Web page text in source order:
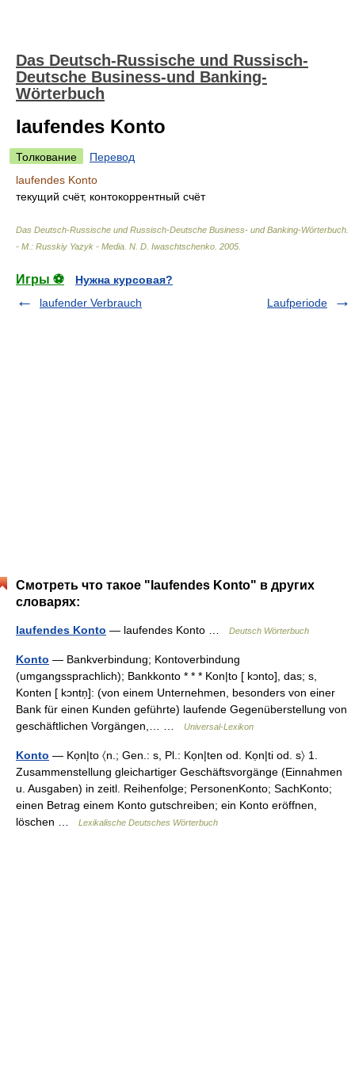
Das Deutsch-Russische und Russisch-
Deutsche Business-und Banking-
Wörterbuch
laufendes Konto
Толкование
Перевод
laufendes Konto
текущий счёт, контокоррентный счёт
Das Deutsch-Russische und Russisch-Deutsche Business- und Banking-Wörterbuch.
- М.: Russkiy Yazyk - Media N. D. Iwaschtschenko 2005
Игры ⚽
Нужна курсовая?
laufender Verbrauch
Laufperiode
Смотреть что такое "laufendes Konto" в других
словарях:
laufendes Konto — laufendes Konto … Deutsch Wörterbuch
Konto — Bankverbindung; Kontoverbindung
(umgangssprachlich); Bankkonto * * * Kon|to [ kɔnto], das; s,
Konten [ kɔntn̩]: (von einem Unternehmen, besonders von einer
Bank für einen Kunden geführte) laufende Gegenüberstellung von
geschäftlichen Vorgängen,… …
Universal-Lexikon
Konto — Kọn|to 〈n.; Gen.: s, Pl.: Kọn|ten od. Kọn|ti od. s〉 1.
Zusammenstellung gleichartiger Geschäftsvorgänge (Einnahmen
u. Ausgaben) in zeitl. Reihenfolge; PersonenKonto; SachKonto;
einen Betrag einem Konto gutschreiben; ein Konto eröffnen,
löschen …
Lexikalische Deutsches Wörterbuch